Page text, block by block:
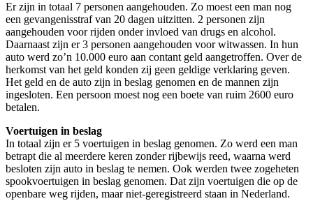
Er zijn in totaal 7 personen aangehouden. Zo moest een man nog
een gevangenisstraf van 20 dagen uitzitten. 2 personen zijn
aangehouden voor rijden onder invloed van drugs en alcohol.
Daarnaast zijn er 3 personen aangehouden voor witwassen. In hun
auto werd zo’n 10.000 euro aan contant geld aangetroffen. Over de
herkomst van het geld konden zij geen geldige verklaring geven.
Het geld en de auto zijn in beslag genomen en de mannen zijn
ingesloten. Een persoon moest nog een boete van ruim 2600 euro
betalen.
Voertuigen in beslag
In totaal zijn er 5 voertuigen in beslag genomen. Zo werd een man
betrapt die al meerdere keren zonder rijbewijs reed, waarna werd
besloten zijn auto in beslag te nemen. Ook werden twee zogeheten
spookvoertuigen in beslag genomen. Dat zijn voertuigen die op de
openbare weg rijden, maar niet-geregistreerd staan in Nederland.